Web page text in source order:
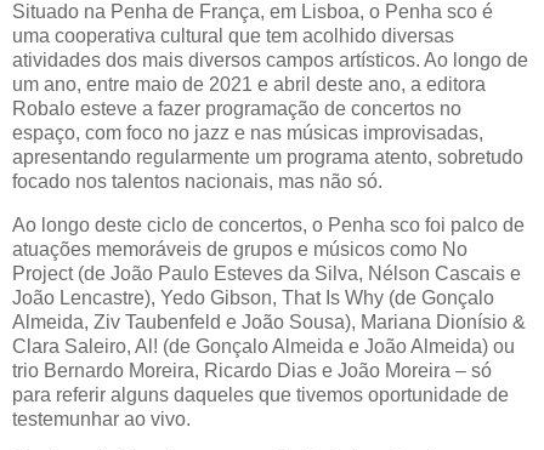
Situado na Penha de França, em Lisboa, o Penha sco é
uma cooperativa cultural que tem acolhido diversas
atividades dos mais diversos campos artísticos. Ao longo de
um ano, entre maio de 2021 e abril deste ano, a editora
Robalo esteve a fazer programação de concertos no
espaço, com foco no jazz e nas músicas improvisadas,
apresentando regularmente um programa atento, sobretudo
focado nos talentos nacionais, mas não só.
Ao longo deste ciclo de concertos, o Penha sco foi palco de
atuações memoráveis de grupos e músicos como No
Project (de João Paulo Esteves da Silva, Nélson Cascais e
João Lencastre), Yedo Gibson, That Is Why (de Gonçalo
Almeida, Ziv Taubenfeld e João Sousa), Mariana Dionísio &
Clara Saleiro, Al! (de Gonçalo Almeida e João Almeida) ou
trio Bernardo Moreira, Ricardo Dias e João Moreira – só
para referir alguns daqueles que tivemos oportunidade de
testemunhar ao vivo.